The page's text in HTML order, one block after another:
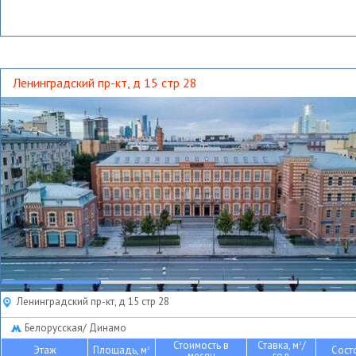
Ленинградский пр-кт, д 15 стр 28
Ленинградский пр-кт, д 15 стр 28
Белорусская/ Динамо
Этаж
Площадь, м2 Стоимость в Ставка, м2/